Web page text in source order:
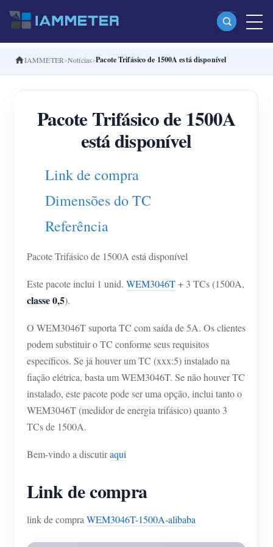
Produtos
Monofásico Medidor de energia Wi-Fi (WEM3080)
Fase dividida Medidor de energia Wi-Fi (WEM2067)
Trifásico Medidor de energia Wi-Fi (WEM3080T)
Trifásico Medidor de energia Wi-Fi (WEM3050T)
Controlador de potência WiFi
IAMMETER Cloud Pro
Serviço de hospedagem própria
Carregador EV
IAMMETER Simulator
Medidor virtual
Sistema de previsão e simulação de energia
Aplicações
Monitor de energia do sistema solar fotovoltaico
Monitor de consumo de eletricidade
Monitoramento de energia da fábrica
Loja
Recursos
Início rápido do produto
Vídeo tutorial
FAQ
Notícias
Comunidade
Centro de contribuidores
Atividades IAMMETER
Contato
Sobre nós
IAMMETER Notícias Pacote Trifásico de 1500A está disponível
Pacote Trifásico de 1500A
está disponível
Link de compra
Dimensões do TC
Referência
Pacote Trifásico de 1500A está disponível
Este pacote inclui 1 unid. WEM3046T+ 3 TCs (1500A,
classe 0,5).
O WEM3046T suporta TC com saída de 5A. Os clientes
podem substituir o TC conforme seus requisitos
específicos. Se já houver um TC (xxx:5) instalado na
fiação elétrica, basta um WEM3046T. Se não houver TC
instalado, este pacote pode ser uma opção, inclui tanto o
WEM3046T (medidor de energia trifásico) quanto 3
TCs de 1500A.
Bem-vindo a discutiraqui
Link de compra
link de compraWEM3046T-1500A-alibaba